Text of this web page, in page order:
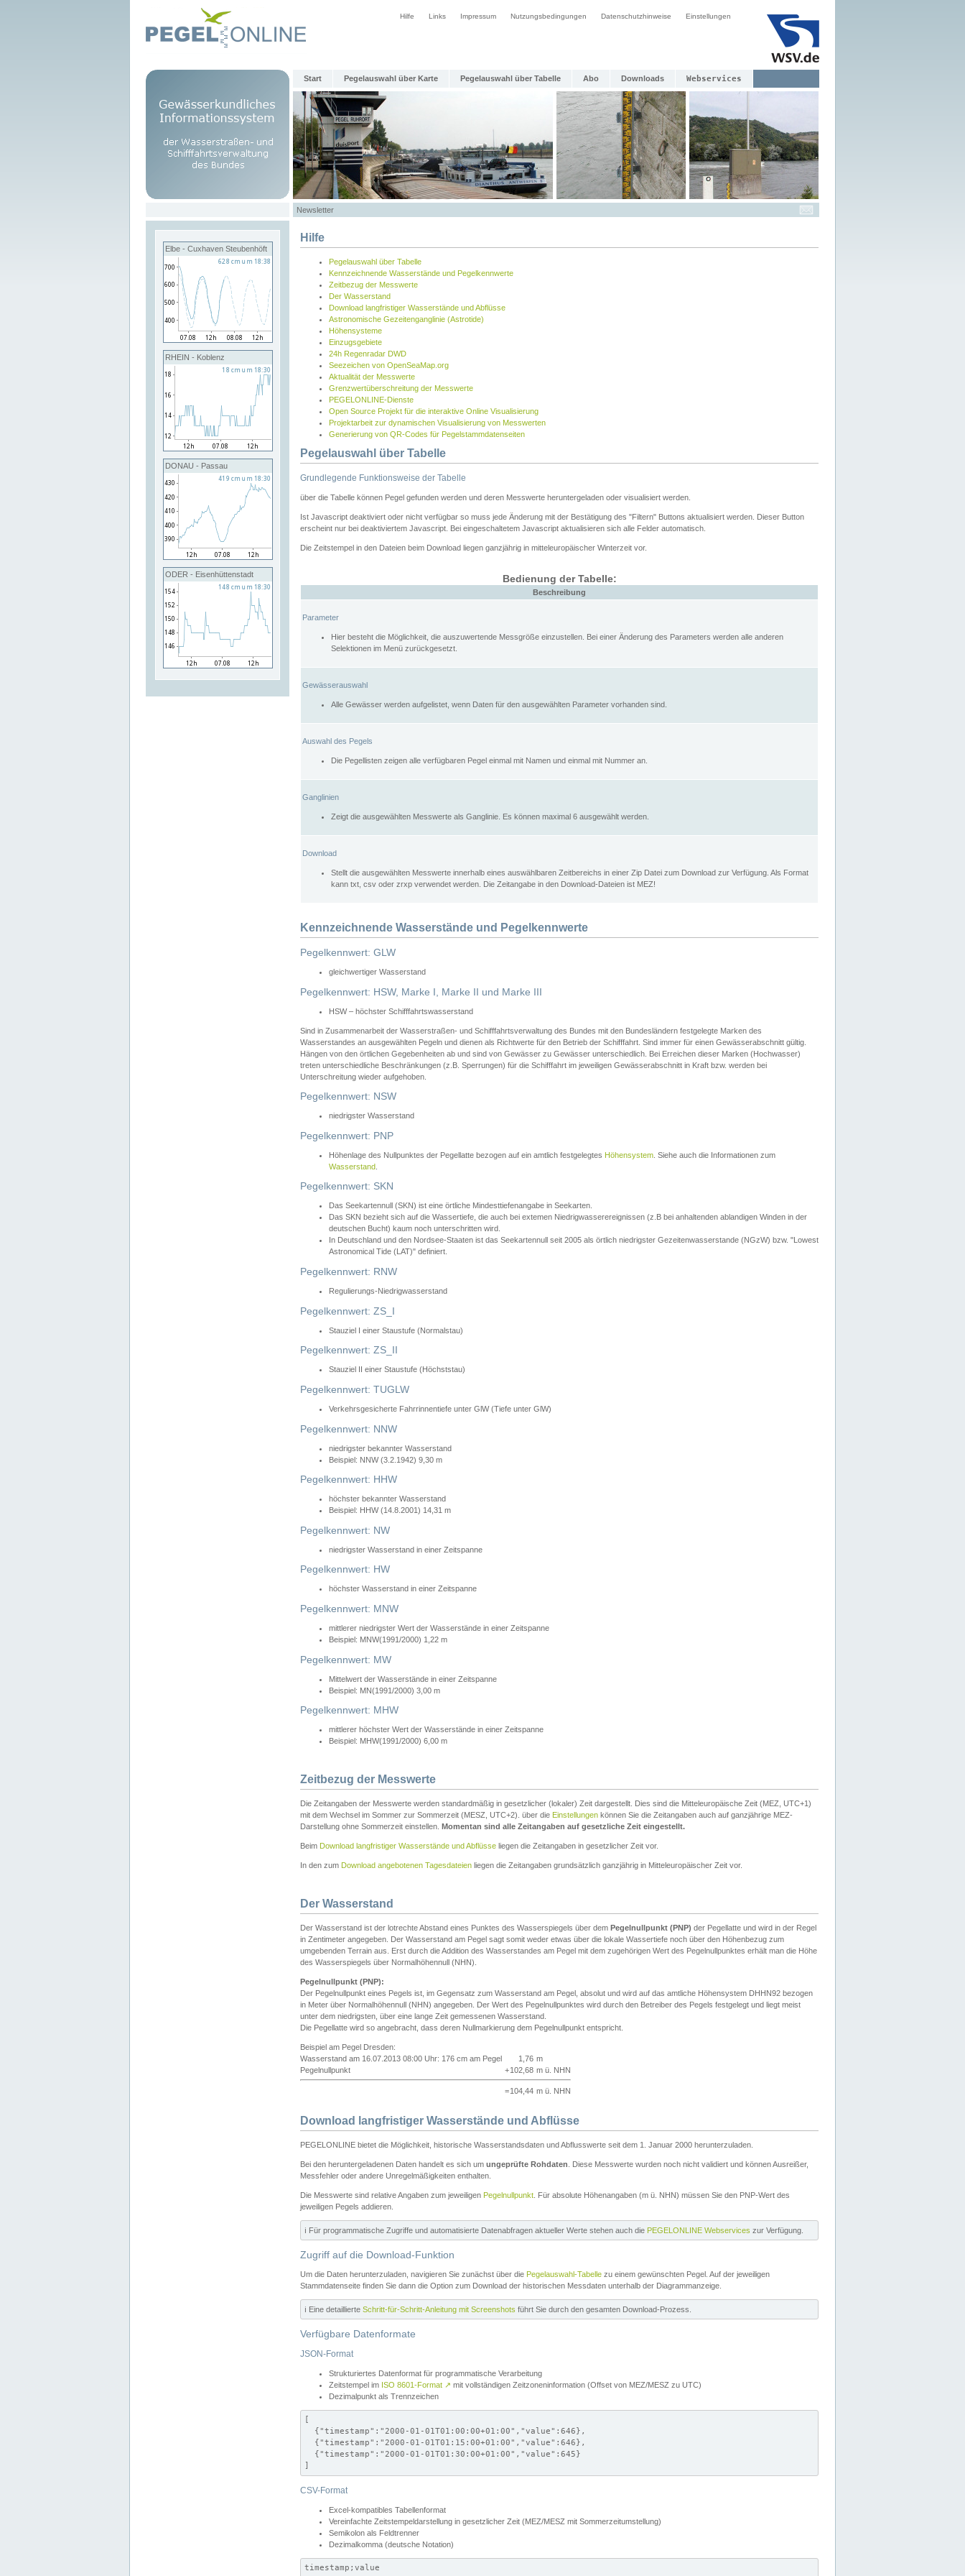
Hilfe Links Impressum Nutzungsbedingungen Datenschutzhinweise Einstellungen
Start Pegelauswahl über Karte Pegelauswahl über Tabelle Abo Downloads Webservices
Newsletter
Elbe - Cuxhaven Steubenhöft
RHEIN - Koblenz
DONAU - Passau
ODER - Eisenhüttenstadt
Hilfe
Pegelauswahl über Tabelle
Kennzeichnende Wasserstände und Pegelkennwerte
Zeitbezug der Messwerte
Der Wasserstand
Download langfristiger Wasserstände und Abflüsse
Astronomische Gezeitenganglinie (Astrotide)
Höhensysteme
Einzugsgebiete
24h Regenradar DWD
Seezeichen von OpenSeaMap.org
Aktualität der Messwerte
Grenzwertüberschreitung der Messwerte
PEGELONLINE-Dienste
Open Source Projekt für die interaktive Online Visualisierung
Projektarbeit zur dynamischen Visualisierung von Messwerten
Generierung von QR-Codes für Pegelstammdatenseiten
Pegelauswahl über Tabelle
Grundlegende Funktionsweise der Tabelle
über die Tabelle können Pegel gefunden werden und deren Messwerte heruntergeladen oder visualisiert werden.
Ist Javascript deaktiviert oder nicht verfügbar so muss jede Änderung mit der Bestätigung des "Filtern" Buttons aktualisiert werden. Dieser Button
erscheint nur bei deaktiviertem Javascript. Bei eingeschaltetem Javascript aktualisieren sich alle Felder automatisch.
Die Zeitstempel in den Dateien beim Download liegen ganzjährig in mitteleuropäischer Winterzeit vor.
Bedienung der Tabelle:
Beschreibung
Parameter
Hier besteht die Möglichkeit, die auszuwertende Messgröße einzustellen. Bei einer Änderung des Parameters werden alle anderen
Selektionen im Menü zurückgesetzt.
Gewässerauswahl
Alle Gewässer werden aufgelistet, wenn Daten für den ausgewählten Parameter vorhanden sind.
Auswahl des Pegels
Die Pegellisten zeigen alle verfügbaren Pegel einmal mit Namen und einmal mit Nummer an.
Ganglinien
Zeigt die ausgewählten Messwerte als Ganglinie. Es können maximal 6 ausgewählt werden.
Download
Stellt die ausgewählten Messwerte innerhalb eines auswählbaren Zeitbereichs in einer Zip Datei zum Download zur Verfügung. Als Format
kann txt, csv oder zrxp verwendet werden. Die Zeitangabe in den Download-Dateien ist MEZ!
Kennzeichnende Wasserstände und Pegelkennwerte
Pegelkennwert: GLW
gleichwertiger Wasserstand
Pegelkennwert: HSW, Marke I, Marke II und Marke III
HSW – höchster Schifffahrtswasserstand
Sind in Zusammenarbeit der Wasserstraßen- und Schifffahrtsverwaltung des Bundes mit den Bundesländern festgelegte Marken des
Wasserstandes an ausgewählten Pegeln und dienen als Richtwerte für den Betrieb der Schifffahrt. Sind immer für einen Gewässerabschnitt gültig.
Hängen von den örtlichen Gegebenheiten ab und sind von Gewässer zu Gewässer unterschiedlich. Bei Erreichen dieser Marken (Hochwasser)
treten unterschiedliche Beschränkungen (z.B. Sperrungen) für die Schifffahrt im jeweiligen Gewässerabschnitt in Kraft bzw. werden bei
Unterschreitung wieder aufgehoben.
Pegelkennwert: NSW
niedrigster Wasserstand
Pegelkennwert: PNP
Höhenlage des Nullpunktes der Pegellatte bezogen auf ein amtlich festgelegtes Höhensystem . Siehe auch die Informationen zum
Wasserstand
Pegelkennwert: SKN
Das Seekartennull (SKN) ist eine örtliche Mindesttiefenangabe in Seekarten.
Das SKN bezieht sich auf die Wassertiefe, die auch bei extemen Niedrigwasserereignissen (z.B bei anhaltenden ablandigen Winden in der
deutschen Bucht) kaum noch unterschritten wird.
In Deutschland und den Nordsee-Staaten ist das Seekartennull seit 2005 als örtlich niedrigster Gezeitenwasserstande (NGzW) bzw. "Lowest
Astronomical Tide (LAT)" definiert.
Pegelkennwert: RNW
Regulierungs-Niedrigwasserstand
Pegelkennwert: ZS_I
Stauziel I einer Staustufe (Normalstau)
Pegelkennwert: ZS_II
Stauziel II einer Staustufe (Höchststau)
Pegelkennwert: TUGLW
Verkehrsgesicherte Fahrrinnentiefe unter GlW (Tiefe unter GlW)
Pegelkennwert: NNW
niedrigster bekannter Wasserstand
Beispiel: NNW (3.2.1942) 9,30 m
Pegelkennwert: HHW
höchster bekannter Wasserstand
Beispiel: HHW (14.8.2001) 14,31 m
Pegelkennwert: NW
niedrigster Wasserstand in einer Zeitspanne
Pegelkennwert: HW
höchster Wasserstand in einer Zeitspanne
Pegelkennwert: MNW
mittlerer niedrigster Wert der Wasserstände in einer Zeitspanne
Beispiel: MNW(1991/2000) 1,22 m
Pegelkennwert: MW
Mittelwert der Wasserstände in einer Zeitspanne
Beispiel: MN(1991/2000) 3,00 m
Pegelkennwert: MHW
mittlerer höchster Wert der Wasserstände in einer Zeitspanne
Beispiel: MHW(1991/2000) 6,00 m
Zeitbezug der Messwerte
Die Zeitangaben der Messwerte werden standardmäßig in gesetzlicher (lokaler) Zeit dargestellt. Dies sind die Mitteleuropäische Zeit (MEZ, UTC+1)
mit dem Wechsel im Sommer zur Sommerzeit (MESZ, UTC+2). über die Einstellungen können Sie die Zeitangaben auch auf ganzjährige MEZ-
Darstellung ohne Sommerzeit einstellen. Momentan sind alle Zeitangaben auf gesetzliche Zeit eingestellt.
Beim Download langfristiger Wasserstände und Abflüsse liegen die Zeitangaben in gesetzlicher Zeit vor.
In den zum Download angebotenen Tagesdateien liegen die Zeitangaben grundsätzlich ganzjährig in Mitteleuropäischer Zeit vor.
Der Wasserstand
Der Wasserstand ist der lotrechte Abstand eines Punktes des Wasserspiegels über dem Pegelnullpunkt (PNP) der Pegellatte und wird in der Regel
in Zentimeter angegeben. Der Wasserstand am Pegel sagt somit weder etwas über die lokale Wassertiefe noch über den Höhenbezug zum
umgebenden Terrain aus. Erst durch die Addition des Wasserstandes am Pegel mit dem zugehörigen Wert des Pegelnullpunktes erhält man die Höhe
des Wasserspiegels über Normalhöhennull (NHN).
Pegelnullpunkt (PNP):
Der Pegelnullpunkt eines Pegels ist, im Gegensatz zum Wasserstand am Pegel, absolut und wird auf das amtliche Höhensystem DHHN92 bezogen
in Meter über Normalhöhennull (NHN) angegeben. Der Wert des Pegelnullpunktes wird durch den Betreiber des Pegels festgelegt und liegt meist
unter dem niedrigsten, über eine lange Zeit gemessenen Wasserstand.
Die Pegellatte wird so angebracht, dass deren Nullmarkierung dem Pegelnullpunkt entspricht.
Beispiel am Pegel Dresden:
Wasserstand am 16.07.2013 08:00 Uhr: 176 cm am Pegel
1,76 m
Pegelnullpunkt
+102,68 m ü. NHN
=104,44 m ü. NHN
Download langfristiger Wasserstände und Abflüsse
PEGELONLINE bietet die Möglichkeit, historische Wasserstandsdaten und Abflusswerte seit dem 1. Januar 2000 herunterzuladen.
Bei den heruntergeladenen Daten handelt es sich um ungeprüfte Rohdaten . Diese Messwerte wurden noch nicht validiert und können Ausreißer,
Messfehler oder andere Unregelmäßigkeiten enthalten.
Die Messwerte sind relative Angaben zum jeweiligen Pegelnullpunkt . Für absolute Höhenangaben (m ü. NHN) müssen Sie den PNP-Wert des
jeweiligen Pegels addieren.
ℹ️ Für programmatische Zugriffe und automatisierte Datenabfragen aktueller Werte stehen auch die PEGELONLINE Webservices zur Verfügung.
Zugriff auf die Download-Funktion
Um die Daten herunterzuladen, navigieren Sie zunächst über die Pegelauswahl-Tabelle zu einem gewünschten Pegel. Auf der jeweiligen
Stammdatenseite finden Sie dann die Option zum Download der historischen Messdaten unterhalb der Diagrammanzeige.
ℹ️ Eine detaillierte Schritt-für-Schritt-Anleitung mit Screenshots führt Sie durch den gesamten Download-Prozess.
Verfügbare Datenformate
JSON-Format
Strukturiertes Datenformat für programmatische Verarbeitung
Zeitstempel im ISO 8601-Format ↗ mit vollständigen Zeitzoneninformation (Offset von MEZ/MESZ zu UTC)
Dezimalpunkt als Trennzeichen
[
  {"timestamp":"2000-01-01T01:00:00+01:00","value":646},
  {"timestamp":"2000-01-01T01:15:00+01:00","value":646},
  {"timestamp":"2000-01-01T01:30:00+01:00","value":645}
]
CSV-Format
Excel-kompatibles Tabellenformat
Vereinfachte Zeitstempeldarstellung in gesetzlicher Zeit (MEZ/MESZ mit Sommerzeitumstellung)
Semikolon als Feldtrenner
Dezimalkomma (deutsche Notation)
timestamp;value